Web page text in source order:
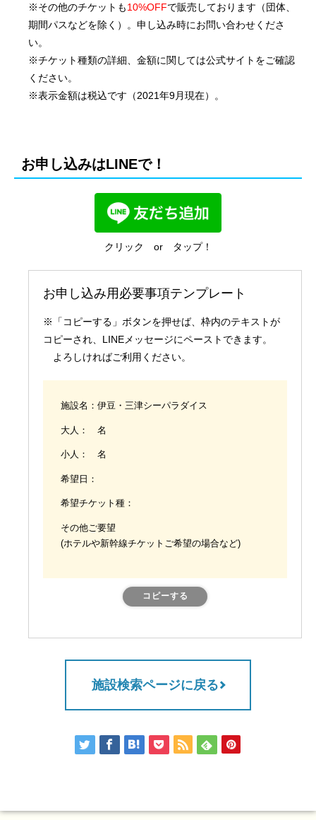
国際業務
※その他のチケットも10%OFFで販売しております（団体、
期間パスなどを除く）。申し込み時にお問い合わせくださ
い。
※チケット種類の詳細、金額に関しては公式サイトをご確認
ください。
※表示金額は税込です（2021年9月現在）。
お申し込みはLINEで！
クリック or タップ！
お申し込み用必要事項テンプレート
※「コピーする」ボタンを押せば、枠内のテキストが
コピーされ、LINEメッセージにペーストできます。
よろしければご利用ください。
施設名：伊豆・三津シーパラダイス
大人： 名
小人： 名
希望日：
希望チケット種：
その他ご要望
(ホテルや新幹線チケットご希望の場合など)
コピーする
施設検索ページに戻る